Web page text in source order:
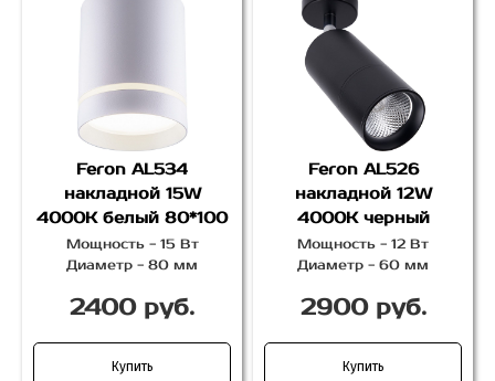
Feron AL534
накладной 15W
4000K белый 80*100
Мощность - 15 Вт
Диаметр - 80 мм
2400 руб.
Купить
Feron AL526
накладной 12W
4000K черный
Мощность - 12 Вт
Диаметр - 60 мм
2900 руб.
Купить